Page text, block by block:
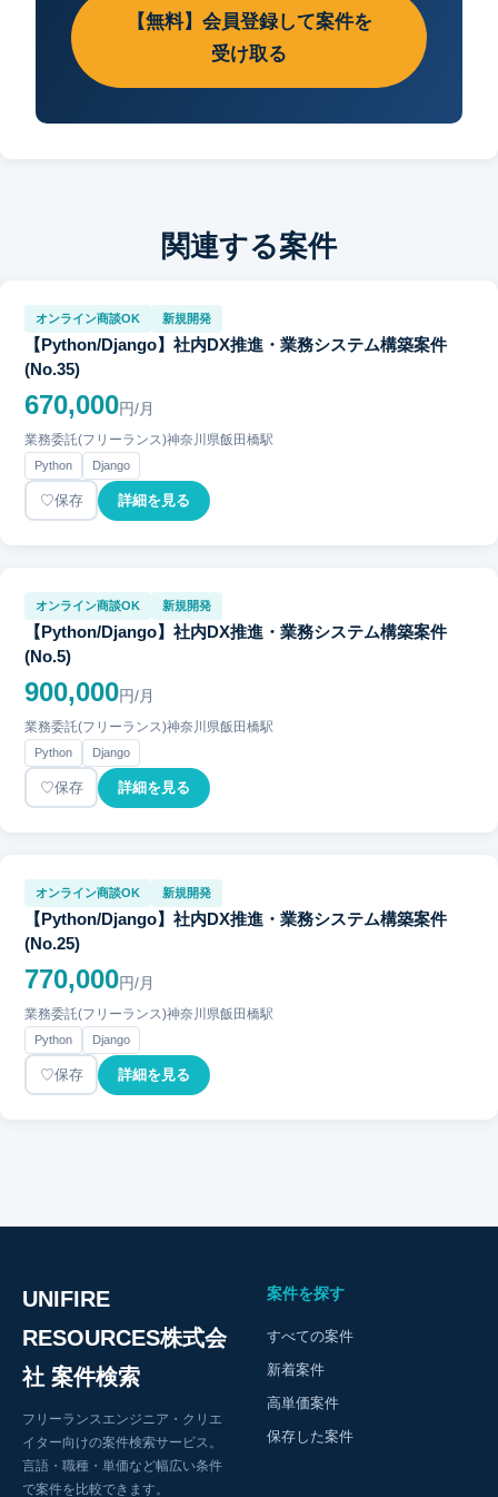
【無料】会員登録して案件を
受け取る
関連する案件
オンライン商談OK 新規開発
【Python/Django】社内DX推進・業務システム構築案件
(No.35)
670,000円/月
業務委託(フリーランス)神奈川県飯田橋駅
Python Django
保存 詳細を見る
オンライン商談OK 新規開発
【Python/Django】社内DX推進・業務システム構築案件
(No.5)
900,000円/月
業務委託(フリーランス)神奈川県飯田橋駅
Python Django
保存 詳細を見る
オンライン商談OK 新規開発
【Python/Django】社内DX推進・業務システム構築案件
(No.25)
770,000円/月
業務委託(フリーランス)神奈川県飯田橋駅
Python Django
保存 詳細を見る
UNIFIRE
RESOURCES株式会
社 案件検索
フリーランスエンジニア・クリエ
イター向けの案件検索サービス。
言語・職種・単価など幅広い条件
で案件を比較できます。
案件を探す
すべての案件
新着案件
高単価案件
保存した案件